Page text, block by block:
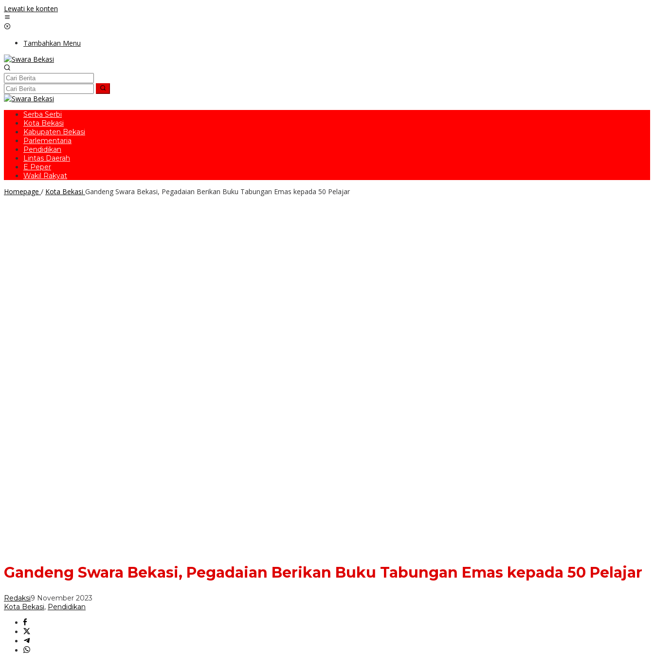
Lewati ke konten
Tambahkan Menu
Serba Serbi
Kota Bekasi
Kabupaten Bekasi
Parlementaria
Pendidikan
Lintas Daerah
E Peper
Wakil Rakyat
Homepage / Kota Bekasi Gandeng Swara Bekasi, Pegadaian Berikan Buku Tabungan Emas kepada 50 Pelajar
Gandeng Swara Bekasi, Pegadaian Berikan Buku Tabungan Emas kepada 50 Pelajar
Redaksi9 November 2023
Kota Bekasi, Pendidikan